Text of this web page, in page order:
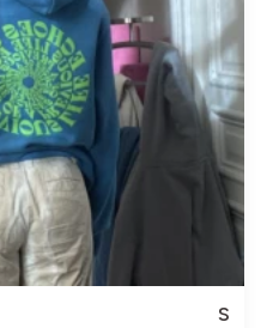
S